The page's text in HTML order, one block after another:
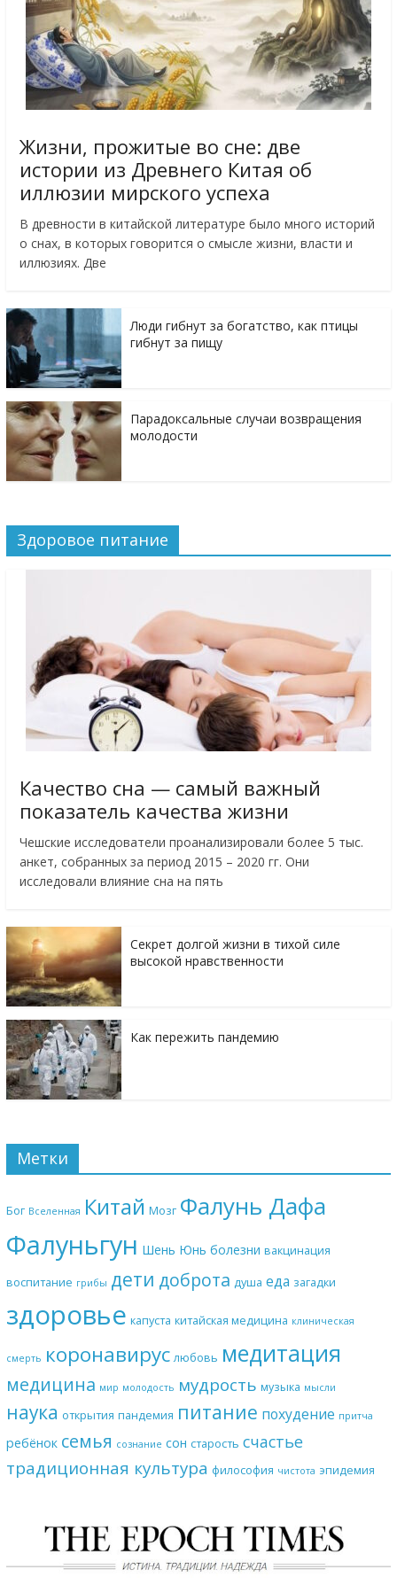
Жизни, прожитые во сне: две
истории из Древнего Китая об
иллюзии мирского успеха
В древности в китайской литературе было много историй
о снах, в которых говорится о смысле жизни, власти и
иллюзиях. Две
Люди гибнут за богатство, как птицы
гибнут за пищу
Парадоксальные случаи возвращения
молодости
Здоровое питание
Качество сна — самый важный
показатель качества жизни
Чешские исследователи проанализировали более 5 тыс.
анкет, собранных за период 2015 – 2020 гг. Они
исследовали влияние сна на пять
Секрет долгой жизни в тихой силе
высокой нравственности
Как пережить пандемию
Метки
Бог Вселенная Китай Мозг Фалунь Дафа
Фалуньгун Шень Юнь болезни вакцинация
воспитание грибы дети доброта душа еда загадки
здоровье капуста китайская медицина клиническая
смерть коронавирус любовь медитация
медицина мир молодость мудрость музыка мысли
наука открытия пандемия питание похудение притча
ребёнок семья сознание сон старость счастье
традиционная культура философия чистота эпидемия